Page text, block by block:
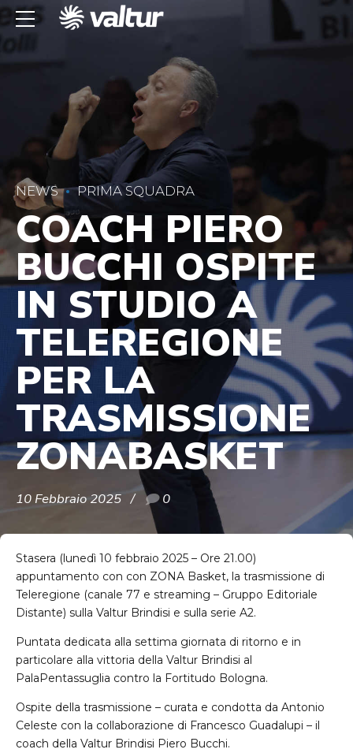
NEWS PRIMA SQUADRA
COACH PIERO
BUCCHI OSPITE
IN STUDIO A
TELEREGIONE
PER LA
TRASMISSIONE
ZONABASKET
10 Febbraio 2025 0
Stasera (lunedì 10 febbraio 2025 – Ore 21.00)
appuntamento con con ZONA Basket, la trasmissione di
Teleregione (canale 77 e streaming – Gruppo Editoriale
Distante) sulla Valtur Brindisi e sulla serie A2.
Puntata dedicata alla settima giornata di ritorno e in
particolare alla vittoria della Valtur Brindisi al
PalaPentassuglia contro la Fortitudo Bologna.
Ospite della trasmissione – curata e condotta da Antonio
Celeste con la collaborazione di Francesco Guadalupi – il
coach della Valtur Brindisi Piero Bucchi.